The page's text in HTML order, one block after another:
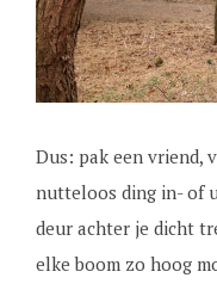
Dus: pak een vriend,
nutteloos ding in- of
deur achter je dicht
elke boom zo hoog